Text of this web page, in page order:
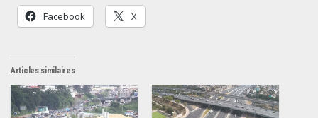
Facebook X
Articles similaires